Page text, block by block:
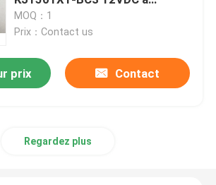
de logique de PLC
augmenté l'alimentation
d'énergie de système
MOQ：1
Prix：Contact us
prix Contact
Regardez plus